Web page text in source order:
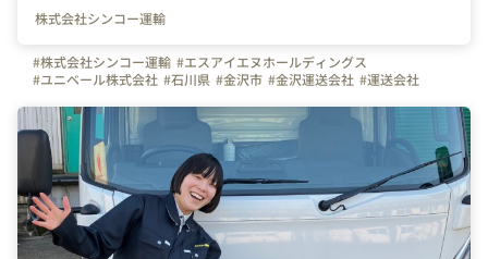
株式会社シンコー運輸
#株式会社シンコー運輸 #エスアイエヌホールディングス
#ユニベール株式会社 #石川県 #金沢市 #金沢運送会社 #運送会社
#やりがいを感じる瞬間
#はたらく人 #インタビュー
#弊社のすごいところ
#オフィスを紹介します
#写真で伝える会社の雰囲気
#休日 #社員紹介 #スキルアップ